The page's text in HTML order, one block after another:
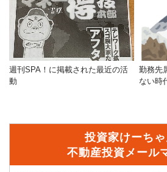
週刊SPA！に掲載された最近の活
動
勤務先
ない時
投資家けーち
不動産投資メール